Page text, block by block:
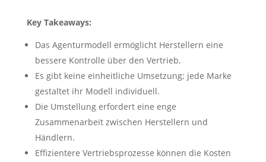
Key Takeaways:
Das Agenturmodell ermöglicht Herstellern eine
bessere Kontrolle über den Vertrieb.
Es gibt keine einheitliche Umsetzung; jede Marke
gestaltet ihr Modell individuell.
Die Umstellung erfordert eine enge
Zusammenarbeit zwischen Herstellern und
Händlern.
Effizientere Vertriebsprozesse können die Kosten